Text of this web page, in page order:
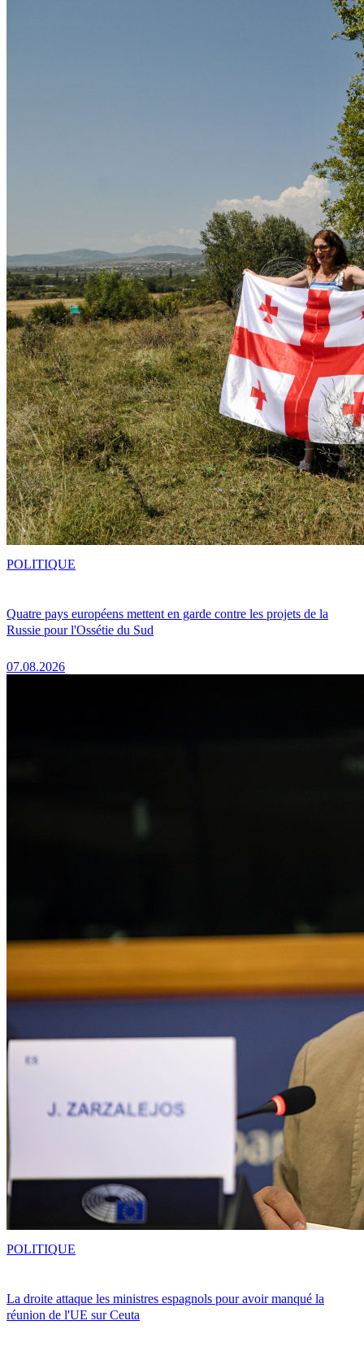
Quatre pays européens mettent en garde contre les projets de la
Russie pour l'Ossétie du Sud
07.08.2026
POLITIQUE
La droite attaque les ministres espagnols pour avoir manqué la
réunion de l'UE sur Ceuta
POLITIQUE